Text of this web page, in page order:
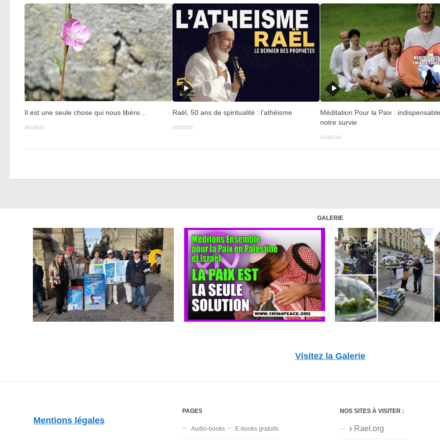
Il est une seule chose qui nous libère…
30/08/21
Raël, 50 ans de spiritualité : l’athéisme
26/05/25
Méditation Pour la Paix :
notre survie
15/05/16
GALERIE
Visitez la Galerie
Mentions légales
PAGES
Audio-books E-books gratuits
NOS SITES À VISITER :
Rael.org